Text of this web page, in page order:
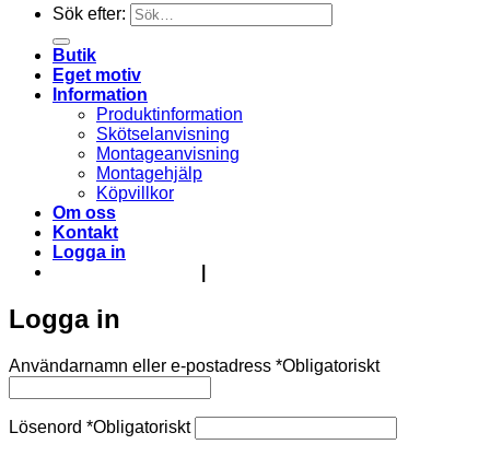
Sök efter:
Butik
Eget motiv
Information
Produktinformation
Skötselanvisning
Montageanvisning
Montagehjälp
Köpvillkor
Om oss
Kontakt
Logga in
Logga in
Användarnamn eller e-postadress *Obligatoriskt
Lösenord *Obligatoriskt